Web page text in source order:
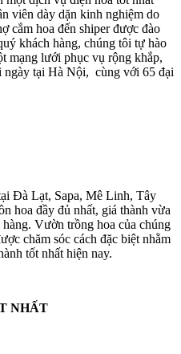
viên dày dặn kinh nghiệm do
cắm hoa đến shiper được đào
khách hàng, chúng tôi tự hào
mạng lưới phục vụ rộng khắp,
ngày tại Hà Nội, cùng với 65 đại
Đà Lạt, Sapa, Mê Linh, Tây
hoa đầy đủ nhất, giá thành vừa
Vườn trồng hoa của chúng
chăm sóc cách đặc biệt nhằm
tốt nhất hiện nay.
NHẤT